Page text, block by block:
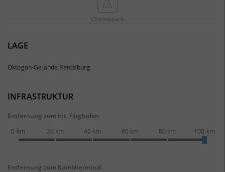
Chemie­park
LAGE
Oktogon-Gelände Rendsburg
INFRASTRUKTUR
Entfernung zum int. Flughafen
0 km
20 km 40 km 60 km 80 km 100 km
Entfernung zum Kombiterminal